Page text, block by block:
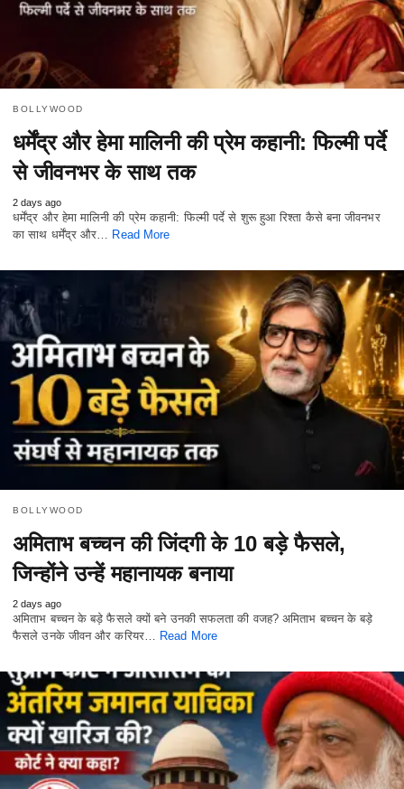
BOLLYWOOD
धर्मेंद्र और हेमा मालिनी की प्रेम कहानी: फिल्मी पर्दे
से जीवनभर के साथ तक
2 days ago
धर्मेंद्र और हेमा मालिनी की प्रेम कहानी: फिल्मी पर्दे से शुरू हुआ रिश्ता कैसे बना जीवनभर
का साथ धर्मेंद्र और… Read More
BOLLYWOOD
अमिताभ बच्चन की जिंदगी के 10 बड़े फैसले,
जिन्होंने उन्हें महानायक बनाया
2 days ago
अमिताभ बच्चन के बड़े फैसले क्यों बने उनकी सफलता की वजह? अमिताभ बच्चन के बड़े
फैसले उनके जीवन और करियर… Read More